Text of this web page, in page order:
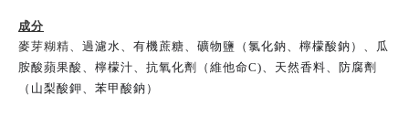
成分
麥芽糊精、 過濾水、有機蔗糖、 礦物鹽（氯化鈉、檸檬酸鈉） 、瓜
胺酸蘋果酸 、檸檬汁、抗氧化劑（維他命C)、天然香料、防腐劑
（山梨酸鉀、苯甲酸鈉）